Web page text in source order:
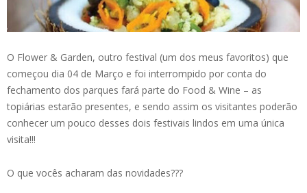
O Flower & Garden, outro festival (um dos meus favoritos) que
começou dia 04 de Março e foi interrompido por conta do
fechamento dos parques fará parte do Food & Wine – as
topiárias estarão presentes, e sendo assim os visitantes poderão
conhecer um pouco desses dois festivais lindos em uma única
visita!!!
O que vocês acharam das novidades???